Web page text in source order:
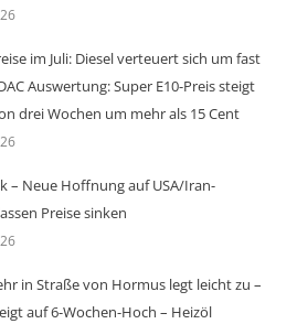
im Juli: Diesel verteuert sich um fast
Auswertung: Super E10-Preis steigt
drei Wochen um mehr als 15 Cent
– Neue Hoffnung auf USA/Iran-
Preise sinken
in Straße von Hormus legt leicht zu –
auf 6-Wochen-Hoch – Heizöl